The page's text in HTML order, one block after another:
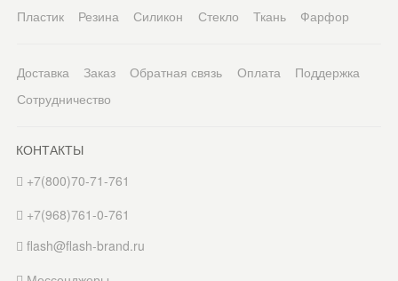
Пластик
Резина Силикон Стекло Ткань Фарфор
Доставка Заказ Обратная связь Оплата
Поддержка
Сотрудничество
КОНТАКТЫ
+7(800)70-71-761
+7(968)761-0-761
flash@flash-brand.ru